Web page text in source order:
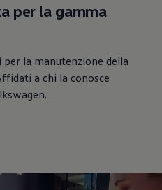
per la gamma
la manutenzione della
a chi la conosce